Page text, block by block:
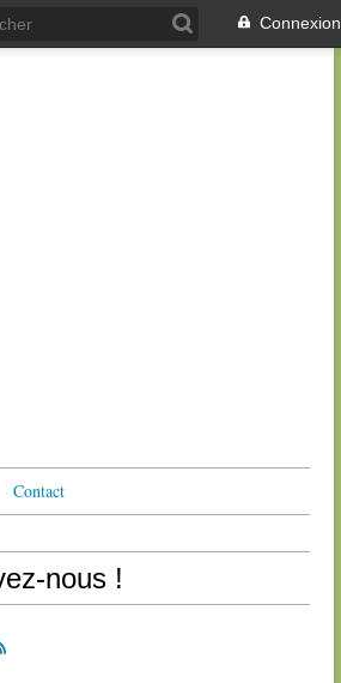
Connexion
Contact
nous !